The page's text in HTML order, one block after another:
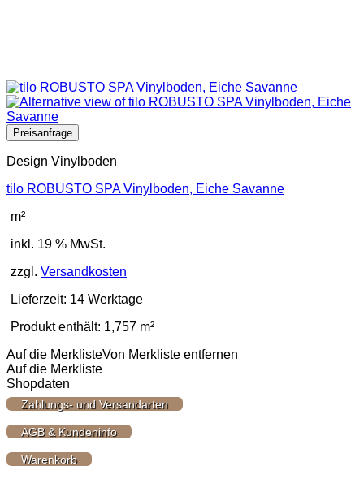
Design Vinylboden
tilo ROBUSTO SPA Vinylboden, Eiche Savanne
m²
inkl. 19 % MwSt.
zzgl. Versandkosten
Lieferzeit: 14 Werktage
Produkt enthält: 1,757 m²
Auf die MerklisteVon Merkliste entfernen
Auf die Merkliste
Shopdaten
Zahlungs- und Versandarten
AGB & Kundeninfo
Warenkorb